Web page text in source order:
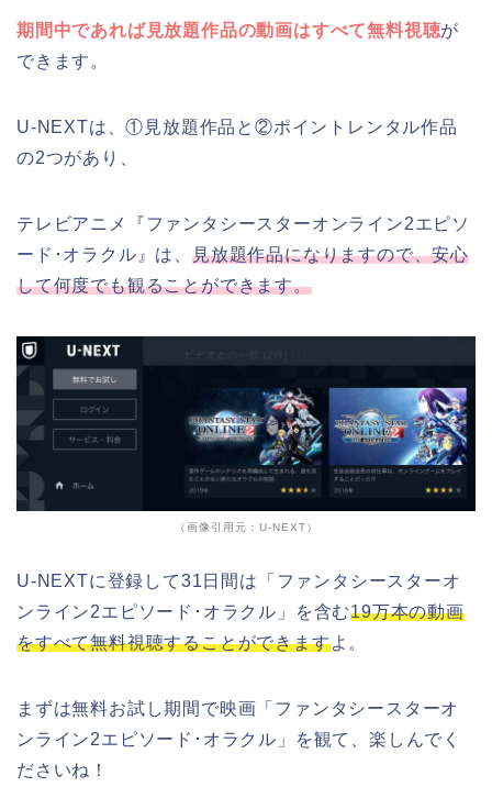
期間中であれば見放題作品の動画はすべて無料視聴が
できます。
U-NEXTは、①見放題作品と②ポイントレンタル作品
の2つがあり、
テレビアニメ『ファンタシースターオンライン2エピソ
ード･オラクル』は、 見放題作品になりますので、安心
して何度でも観ることができます。
（画像引用元：U-NEXT）
U-NEXTに登録して31日間は「ファンタシースターオ
ンライン2エピソード･オラクル」を含む19万本の動画
をすべて無料視聴することができますよ。
まずは無料お試し期間で映画「ファンタシースターオ
ンライン2エピソード･オラクル」を観て、楽しんでく
ださいね！